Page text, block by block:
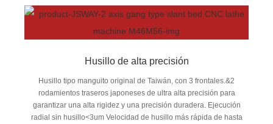
Husillo de alta precisión
Husillo tipo manguito original de Taiwán, con 3 frontales.&2
rodamientos traseros japoneses de ultra alta precisión para
garantizar una alta rigidez y una precisión duradera. Ejecución
radial sin husillo<3um Velocidad de husillo más rápida de hasta